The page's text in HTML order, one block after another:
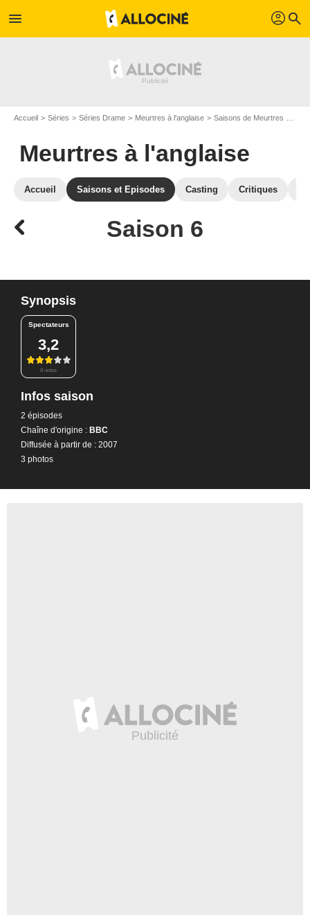
menu profil search
Accueil Séries Séries Drame Meurtres à l'anglaise Saisons de Meurtres à l'anglaise
Meurtres à l'anglaise
Accueil Saisons et Episodes Casting Critiques
Saison 6
Synopsis
Spectateurs
3,2
8 notes
Infos saison
2 épisodes
Chaîne d'origine : BBC
Diffusée à partir de : 2007
3 photos